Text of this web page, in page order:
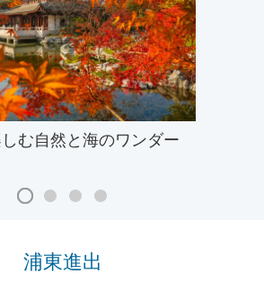
む自然と海のワンダー
浦東進出